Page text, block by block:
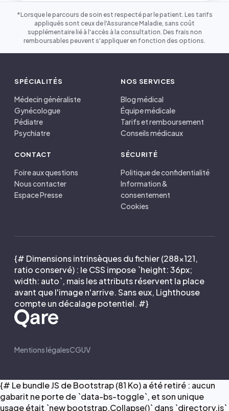
*Lorsque le parcours de soin est respecté par le patient. Les tarifs
appliqués sont ceux de l'Assurance Maladie, sans coût
supplémentaire lié à l'accès à la consultation. Des frais non
remboursables peuvent s'appliquer en fonction des options.
SPÉCIALITÉS
Médecin généraliste
Gynécologue
Pédiatre
Psychiatre
NOS SERVICES
Blog médical
Équipe médicale
Tarifs et remboursement
Conseils médicaux
CONTACT
Foire aux questions
Nous contacter
Espace Presse
SÉCURITÉ
Politique de confidentialité
Information &
consentement
Cookies
{# Dimensions intrinsèques du fichier (288×121,
ratio conservé) : le CSS impose `height: 36px;
width: auto`, mais les attributs réservent la place
avant que l'image n'arrive. Sans eux, Lighthouse
compte un décalage potentiel. #}
Mentions légalesCGUV
{# Le bundle JS de Bootstrap (81 Ko) a été retiré : aucun
gabarit ne porte de `data-bs-toggle`, et son unique
usage était `new bootstrap.Collapse()` dans `directory.js`